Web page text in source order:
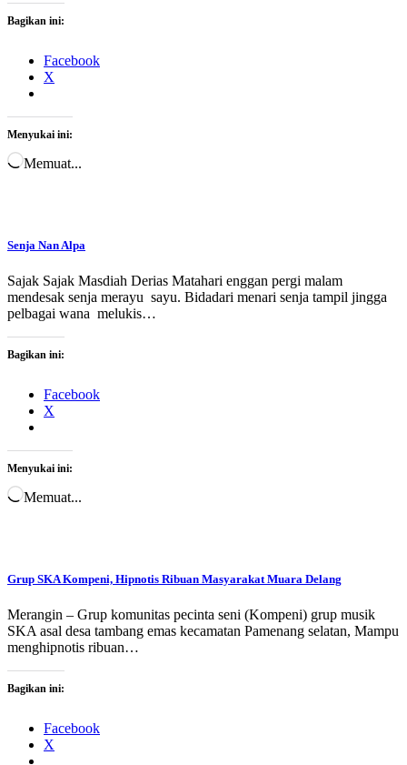
Bagikan ini:
Facebook
X
Menyukai ini:
Memuat...
Senja Nan Alpa
Sajak Sajak Masdiah Derias Matahari enggan pergi malam
mendesak senja merayu sayu. Bidadari menari senja tampil jingga
pelbagai wana melukis…
Bagikan ini:
Facebook
X
Menyukai ini:
Memuat...
Grup SKA Kompeni, Hipnotis Ribuan Masyarakat Muara Delang
Merangin – Grup komunitas pecinta seni (Kompeni) grup musik
SKA asal desa tambang emas kecamatan Pamenang selatan, Mampu
menghipnotis ribuan…
Bagikan ini:
Facebook
X